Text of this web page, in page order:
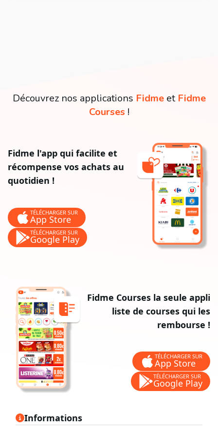
Découvrez nos applications Fidme et Fidme
Courses !
Fidme l'app qui facilite et
récompense vos achats au
quotidien !
TÉLÉCHARGER SUR
App Store
TÉLÉCHARGER SUR
Google Play
Fidme Courses la seule appli
liste de courses qui les
rembourse !
TÉLÉCHARGER SUR
App Store
TÉLÉCHARGER SUR
Google Play
Informations